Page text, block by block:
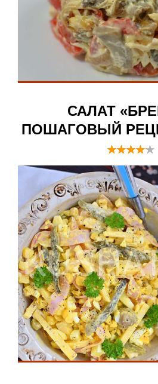
САЛАТ
ПОШАГОВЫЙ